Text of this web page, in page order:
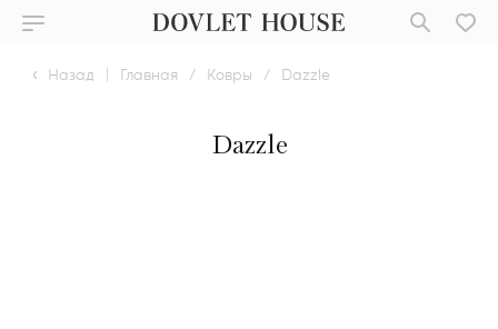
Назад | Главная / Ковры / Dazzle
Dazzle